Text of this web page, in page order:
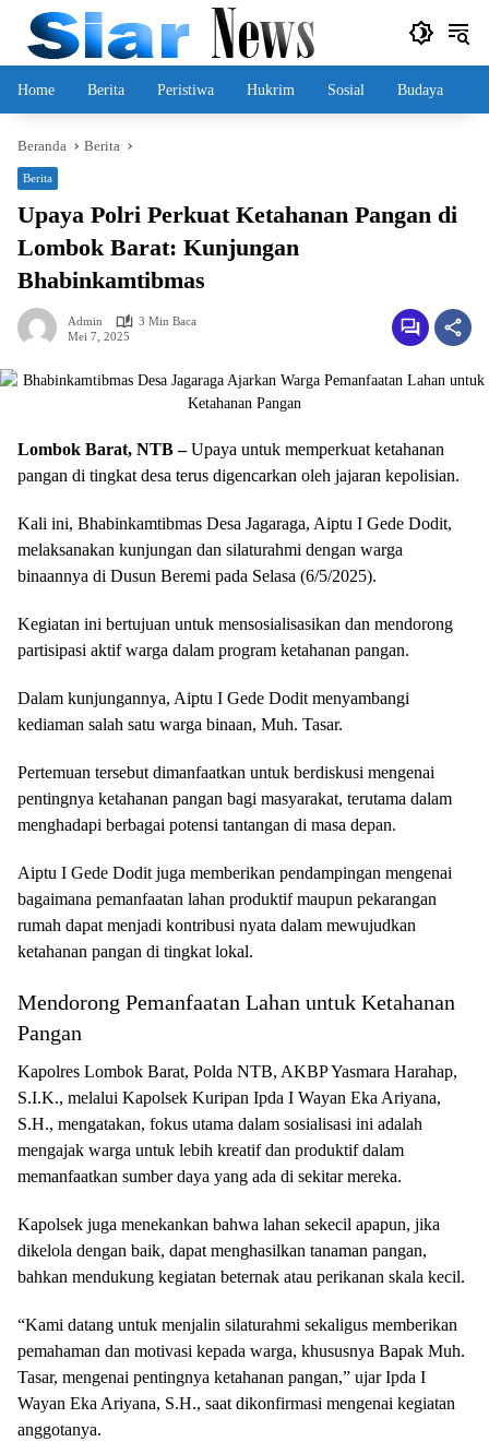
Langsung
konten
Home Berita Peristiwa Hukrim Sosial Budaya
Beranda Berita
Berita
Upaya Polri Perkuat Ketahanan Pangan di
Lombok Barat: Kunjungan
Bhabinkamtibmas
Admin
3 Min Baca
Mei 7, 2025
Lombok Barat, NTB –Upaya untuk memperkuat ketahanan
pangan di tingkat desa terus digencarkan oleh jajaran kepolisian.
Kali ini, Bhabinkamtibmas Desa Jagaraga, Aiptu I Gede Dodit,
melaksanakan kunjungan dan silaturahmi dengan warga
binaannya di Dusun Beremi pada Selasa (6/5/2025).
Kegiatan ini bertujuan untuk mensosialisasikan dan mendorong
partisipasi aktif warga dalam program ketahanan pangan.
Dalam kunjungannya, Aiptu I Gede Dodit menyambangi
kediaman salah satu warga binaan, Muh. Tasar.
Pertemuan tersebut dimanfaatkan untuk berdiskusi mengenai
pentingnya ketahanan pangan bagi masyarakat, terutama dalam
menghadapi berbagai potensi tantangan di masa depan.
Aiptu I Gede Dodit juga memberikan pendampingan mengenai
bagaimana pemanfaatan lahan produktif maupun pekarangan
rumah dapat menjadi kontribusi nyata dalam mewujudkan
ketahanan pangan di tingkat lokal.
Mendorong Pemanfaatan Lahan untuk Ketahanan
Pangan
Kapolres Lombok Barat, Polda NTB, AKBP Yasmara Harahap,
S.I.K., melalui Kapolsek Kuripan Ipda I Wayan Eka Ariyana,
S.H., mengatakan, fokus utama dalam sosialisasi ini adalah
mengajak warga untuk lebih kreatif dan produktif dalam
memanfaatkan sumber daya yang ada di sekitar mereka.
Kapolsek juga menekankan bahwa lahan sekecil apapun, jika
dikelola dengan baik, dapat menghasilkan tanaman pangan,
bahkan mendukung kegiatan beternak atau perikanan skala kecil.
“Kami datang untuk menjalin silaturahmi sekaligus memberikan
pemahaman dan motivasi kepada warga, khususnya Bapak Muh.
Tasar, mengenai pentingnya ketahanan pangan,” ujar Ipda I
Wayan Eka Ariyana, S.H., saat dikonfirmasi mengenai kegiatan
anggotanya.